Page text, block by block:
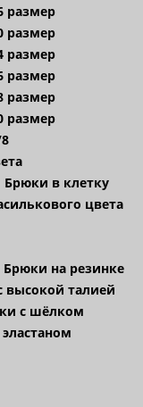
размер
размер
размер
размер
размер
размер
Брюки в клетку
цвета
Брюки на резинке
высокой талией
с шёлком